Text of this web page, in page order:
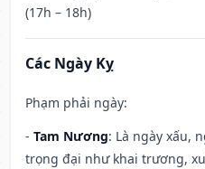
(17h – 18h)
Các Ngày Kỵ
Phạm phải ngày:
- Tam Nương: Là ngày xấu,
trọng đại như khai trương,